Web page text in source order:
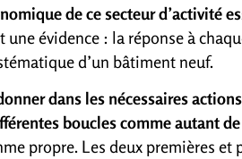
de ce secteur d’activité
une évidence : la réponse à
d’un bâtiment neuf.
dans les nécessaires
boucles comme autant
propre. Les deux premières et